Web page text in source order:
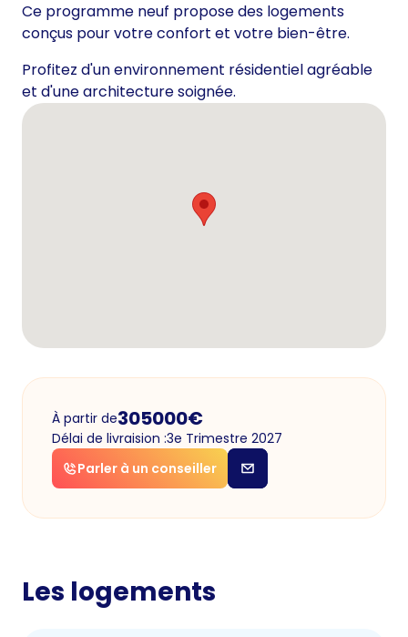
Ce programme neuf propose des logements
conçus pour votre confort et votre bien-être.
Profitez d'un environnement résidentiel agréable
et d'une architecture soignée.
À partir de305000€
Délai de livraision :3e Trimestre 2027
Parler à un conseiller
Les logements